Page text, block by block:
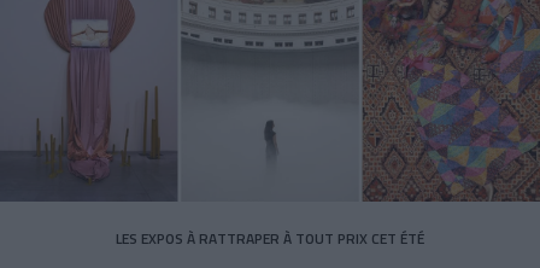
LES EXPOS À RATTRAPER À TOUT PRIX CET ÉTÉ